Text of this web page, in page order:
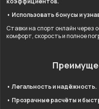
• Использовать бонусы и
Ставки на спорт онлайн через
комфорт, скорость и полное
• Легальность и надёжность.
• Прозрачные расчёты и